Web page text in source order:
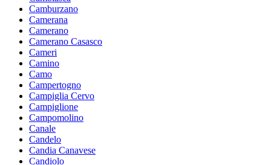
Camburzano
Camerana
Camerano
Camerano Casasco
Cameri
Camino
Camo
Campertogno
Campiglia Cervo
Campiglione
Campomolino
Canale
Candelo
Candia Canavese
Candiolo